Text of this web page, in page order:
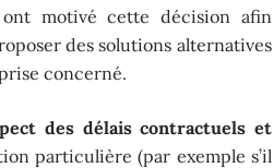
motivé cette décision afin
des solutions alternatives
concerné.
des délais contractuels et
particulière (par exemple s’il